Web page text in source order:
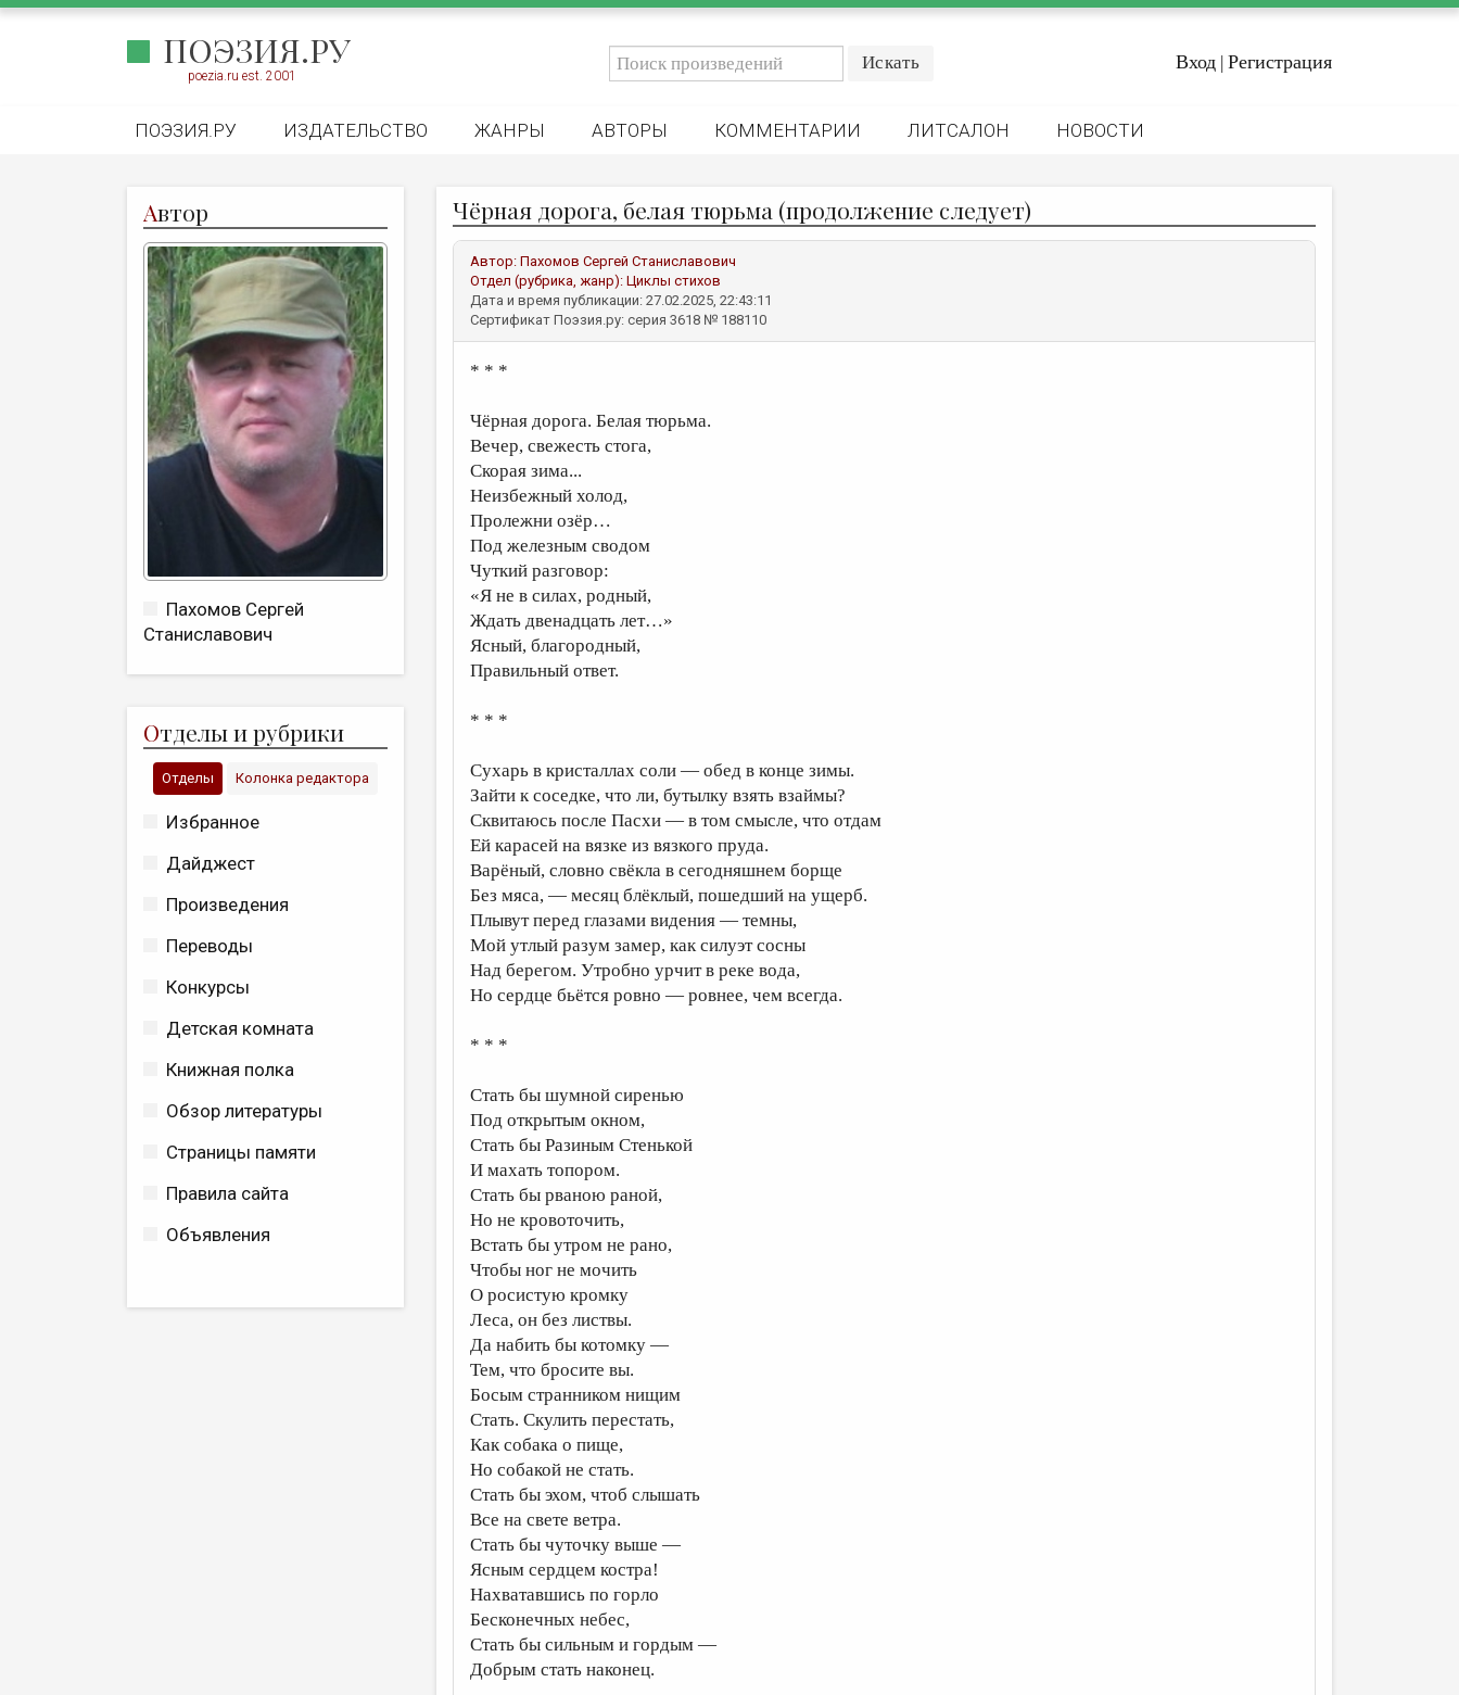
ПОЭЗИЯ.РУ
poezia.ru est. 2001
Вход | Регистрация
ПОЭЗИЯ.РУ ИЗДАТЕЛЬСТВО ЖАНРЫ АВТОРЫ КОММЕНТАРИИ ЛИТСАЛОН НОВОСТИ
Автор
Пахомов Сергей
Станиславович
Отделы и рубрики
Отделы Колонка редактора
Избранное
Дайджест
Произведения
Переводы
Конкурсы
Детская комната
Книжная полка
Обзор литературы
Страницы памяти
Правила сайта
Объявления
Чёрная дорога, белая тюрьма (продолжение следует)
Автор: Пахомов Сергей Станиславович
Отдел (рубрика, жанр): Циклы стихов
Дата и время публикации: 27.02.2025, 22:43:11
Сертификат Поэзия.ру: серия 3618 № 188110
* * *
Чёрная дорога. Белая тюрьма.
Вечер, свежесть стога,
Скорая зима...
Неизбежный холод,
Пролежни озёр…
Под железным сводом
Чуткий разговор:
«Я не в силах, родный,
Ждать двенадцать лет…»
Ясный, благородный,
Правильный ответ.
* * *
Сухарь в кристаллах соли — обед в конце зимы.
Зайти к соседке, что ли, бутылку взять взаймы?
Сквитаюсь после Пасхи — в том смысле, что отдам
Ей карасей на вязке из вязкого пруда.
Варёный, словно свёкла в сегодняшнем борще
Без мяса, — месяц блёклый, пошедший на ущерб.
Плывут перед глазами видения — темны,
Мой утлый разум замер, как силуэт сосны
Над берегом. Утробно урчит в реке вода,
Но сердце бьётся ровно — ровнее, чем всегда.
* * *
Стать бы шумной сиренью
Под открытым окном,
Стать бы Разиным Стенькой
И махать топором.
Стать бы рваною раной,
Но не кровоточить,
Встать бы утром не рано,
Чтобы ног не мочить
О росистую кромку
Леса, он без листвы.
Да набить бы котомку —
Тем, что бросите вы.
Босым странником нищим
Стать. Скулить перестать,
Как собака о пище,
Но собакой не стать.
Стать бы эхом, чтоб слышать
Все на свете ветра.
Стать бы чуточку выше —
Ясным сердцем костра!
Нахватавшись по горло
Бесконечных небес,
Стать бы сильным и гордым —
Добрым стать наконец.